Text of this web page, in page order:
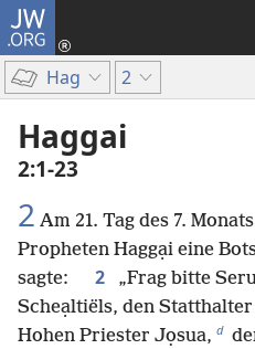
JW.ORG
Hag 2
Haggai
2:1-23
2 Am 21. Tag des 7.
Propheten Haggại eine
sagte:
2 „Frag bitte
Scheạltiëls, den
Hohen Priester Jọsua, d